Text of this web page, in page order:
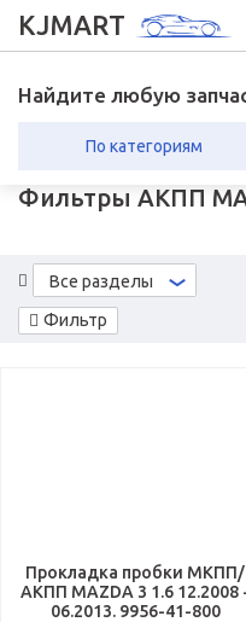
KJMART
Найдите любую
По категориям
Фильтры АКПП
Фильтр
Все разделы
Прокладка пробки МКПП/
АКПП MAZDA 3 1.6 12.2008
06.2013. 9956-41-800